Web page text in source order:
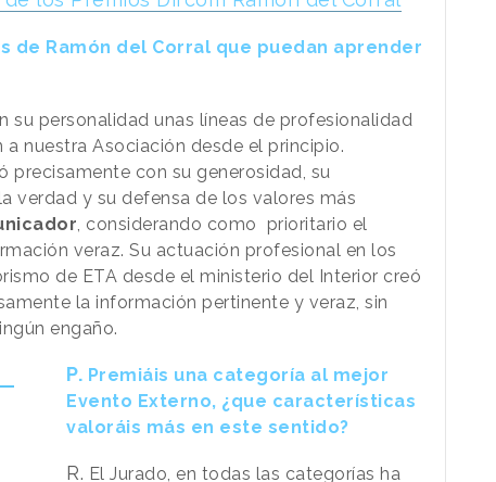
de Ramón del Corral que puedan aprender
su personalidad unas líneas de profesionalidad
nuestra Asociación desde el principio.
precisamente con su generosidad, su
verdad y su defensa de los valores más
, considerando como prioritario el
veraz. Su actuación profesional en los
de ETA desde el ministerio del Interior creó
la información pertinente y veraz, sin
engaño.
P. Premiáis una categoría al mejor
Evento Externo, ¿que características
valoráis más en este sentido?
R. El Jurado, en todas las categorías ha